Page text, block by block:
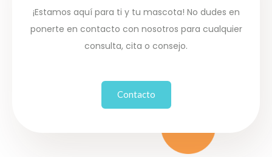
¡Estamos aquí para ti y tu mascota! No dudes en
ponerte en contacto con nosotros para cualquier
consulta, cita o consejo.
Contacto